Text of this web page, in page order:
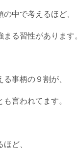
中で考えるほど、
る習性があります。
事柄の９割が、
言われてます。
ど、